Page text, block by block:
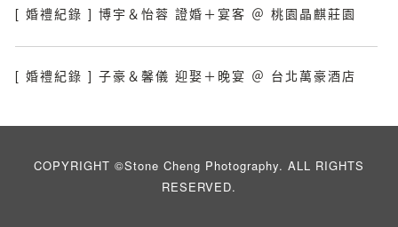
[ 婚禮紀錄 ] 博宇＆怡蓉 證婚＋宴客 ＠ 桃園晶麒莊園
[ 婚禮紀錄 ] 子豪＆馨儀 迎娶＋晚宴 ＠ 台北萬豪酒店
COPYRIGHT ©Stone Cheng Photography. ALL RIGHTS
RESERVED.